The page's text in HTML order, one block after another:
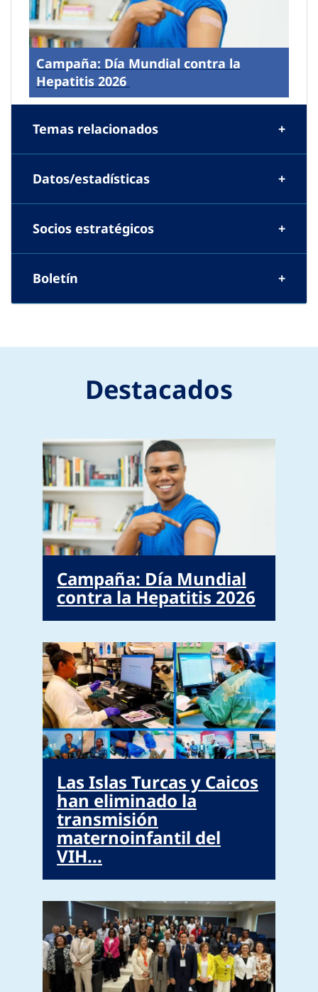
Campaña: Día Mundial contra la
Hepatitis 2026
Temas relacionados
Datos/estadísticas
Socios estratégicos
Boletín
Destacados
Campaña: Día Mundial
contra la Hepatitis 2026
Las Islas Turcas y Caicos
han eliminado la
transmisión
maternoinfantil del
VIH...